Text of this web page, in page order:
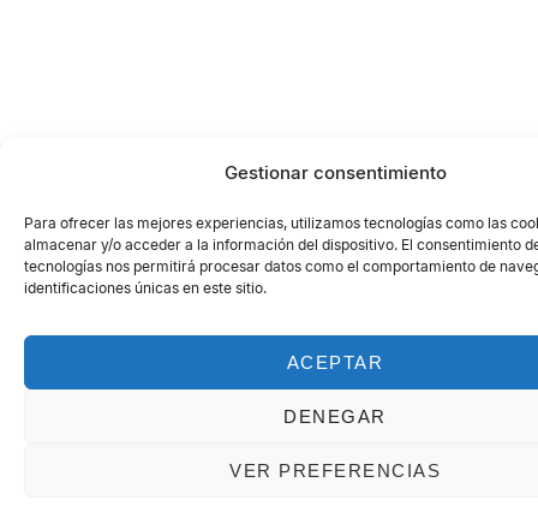
Gestionar consentimiento
Para ofrecer las mejores experiencias, utilizamos tecnologías como las
almacenar y/o acceder a la información del dispositivo. El consentimiento
tecnologías nos permitirá procesar datos como el comportamiento de
identificaciones únicas en este sitio.
ACEPTAR
DENEGAR
VER PREFERENCIAS